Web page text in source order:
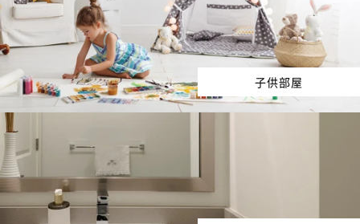
子供部屋